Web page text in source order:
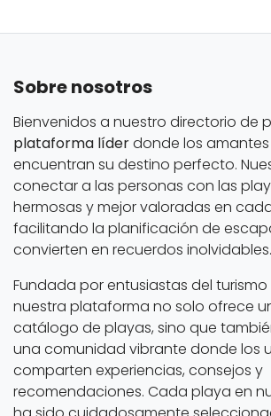
Sobre nosotros
Bienvenidos a nuestro directorio de
plataforma líderdonde los amantes
encuentran su destino perfecto.
conectar a las personas con las
hermosas y mejor valoradas en
facilitando la planificación de
convierten en recuerdos inolvidables.
Fundada por entusiastas del
nuestra plataforma no solo ofrece
catálogo de playas, sino que
una comunidad vibrante donde los
comparten experiencias, consejos y
recomendaciones. Cada playa en